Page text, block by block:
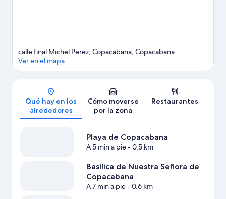
Mapa
calle final Michel Perez, Copacabana, Copacabana
Ver en el mapa
Qué hay en los
alrededores
Cómo moverse
por la zona
Restaurantes
Playa de Copacabana
A 5 min a pie- 0.5 km
Basílica de Nuestra Señora de
Copacabana
A 7 min a pie- 0.6 km